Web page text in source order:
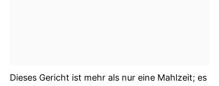
Dieses Gericht ist mehr als nur eine Mahlzeit; es